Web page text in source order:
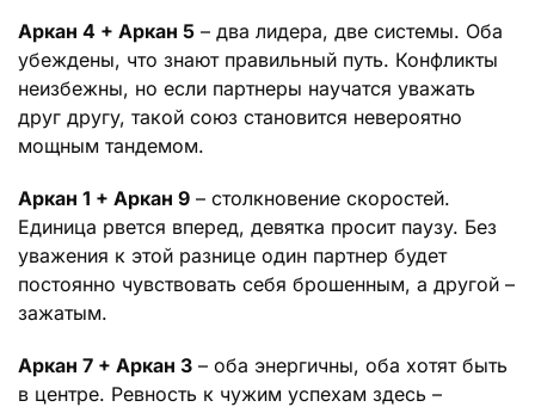
Аркан 4 + Аркан 5 – два лидера, две системы. Оба
убеждены, что знают правильный путь. Конфликты
неизбежны, но если партнеры научатся уважать
друг другу, такой союз становится невероятно
мощным тандемом.
Аркан 1 + Аркан 9 – столкновение скоростей.
Единица рвется вперед, девятка просит паузу. Без
уважения к этой разнице один партнер будет
постоянно чувствовать себя брошенным, а другой –
зажатым.
Аркан 7 + Аркан 3 – оба энергичны, оба хотят быть
в центре. Ревность к чужим успехам здесь –